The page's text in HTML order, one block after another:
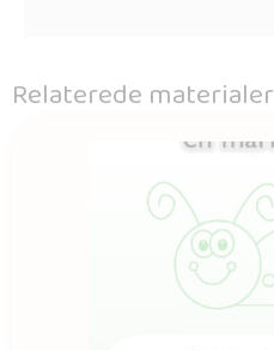
Relaterede materialer